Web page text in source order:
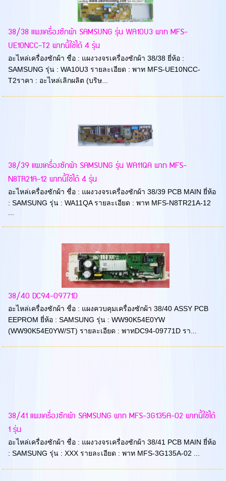
38/38 แผงเครื่องซักผ้า SAMSUNG รุ่น WA10U3 พาท MFS-
UE10NCC-T2 พาทนี้ใช้ได้ 4 รุ่น
อะไหล่เครื่องซักผ้า ชื่อ : แผงวงจรเครื่องซักผ้า 38/38 ยี่ห้อ :
SAMSUNG รุ่น : WA10U3 รายละเอียด : พาท MFS-UE10NCC-
T2ราคา : อะไหล่เลิกผลิต (บริษ...
38/39 แผงเครื่องซักผ้า SAMSUNG รุ่น WA11QA พาท MFS-
N8TR21A-12 พาทนี้ใช้ได้ 4 รุ่น
อะไหล่เครื่องซักผ้า ชื่อ : แผงวงจรเครื่องซักผ้า 38/39 PCB MAIN ยี่ห้อ
: SAMSUNG รุ่น : WA11QA รายละเอียด : พาท MFS-N8TR21A-12
38/40 DC94-09771D
อะไหล่เครื่องซักผ้า ชื่อ : แผงควบคุมเครื่องซักผ้า 38/40 ASSY PCB
EEPROM ยี่ห้อ : SAMSUNG รุ่น : WW90K54E0YW
(WW90K54E0YW/ST) รายละเอียด : พาทDC94-09771D รา...
38/41 แผงเครื่องซักผ้า SAMSUNG พาท MFS-3G135A-02 พาทนี้ใช้ได้
1 รุ่น
อะไหล่เครื่องซักผ้า ชื่อ : แผงวงจรเครื่องซักผ้า 38/41 PCB MAIN ยี่ห้อ
: SAMSUNG รุ่น : XXX รายละเอียด : พาท MFS-3G135A-02 ...